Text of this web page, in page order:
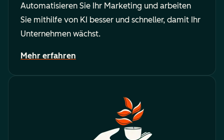
Automatisieren Sie Ihr Marketing und arbeiten
Sie mithilfe von KI besser und schneller, damit Ihr
Unternehmen wächst.
Mehr erfahren